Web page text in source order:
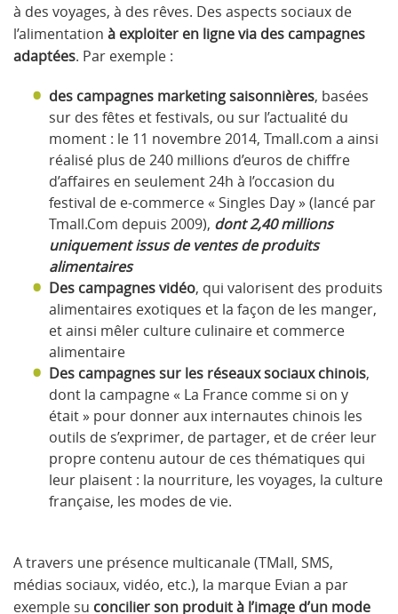
à des voyages, à des rêves. Des aspects sociaux de
l’alimentation à exploiter en ligne via des campagnes
adaptées. Par exemple :
des campagnes marketing saisonnières, basées
sur des fêtes et festivals, ou sur l’actualité du
moment : le 11 novembre 2014, Tmall.com a ainsi
réalisé plus de 240 millions d’euros de chiffre
d’affaires en seulement 24h à l’occasion du
festival de e-commerce « Singles Day » (lancé par
Tmall.Com depuis 2009), dont 2,40 millions
uniquement issus de ventes de produits
alimentaires
Des campagnes vidéo, qui valorisent des produits
alimentaires exotiques et la façon de les manger,
et ainsi mêler culture culinaire et commerce
alimentaire
Des campagnes sur les réseaux sociaux chinois,
dont la campagne « La France comme si on y
était » pour donner aux internautes chinois les
outils de s’exprimer, de partager, et de créer leur
propre contenu autour de ces thématiques qui
leur plaisent : la nourriture, les voyages, la culture
française, les modes de vie.
A travers une présence multicanale (TMall, SMS,
médias sociaux, vidéo, etc.), la marque Evian a par
exemple su concilier son produit à l’image d’un mode